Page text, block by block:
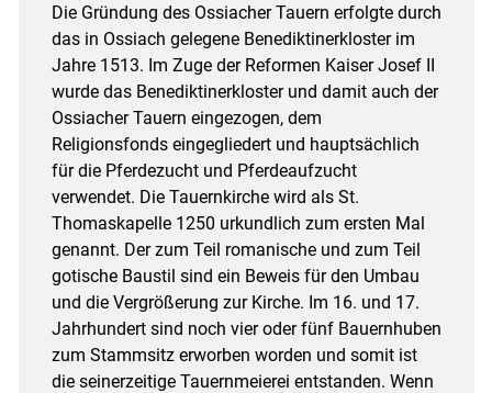
Die Gründung des Ossiacher Tauern erfolgte durch
das in Ossiach gelegene Benediktinerkloster im
Jahre 1513. Im Zuge der Reformen Kaiser Josef II
wurde das Benediktinerkloster und damit auch der
Ossiacher Tauern eingezogen, dem
Religionsfonds eingegliedert und hauptsächlich
für die Pferdezucht und Pferdeaufzucht
verwendet. Die Tauernkirche wird als St.
Thomaskapelle 1250 urkundlich zum ersten Mal
genannt. Der zum Teil romanische und zum Teil
gotische Baustil sind ein Beweis für den Umbau
und die Vergrößerung zur Kirche. Im 16. und 17.
Jahrhundert sind noch vier oder fünf Bauernhuben
zum Stammsitz erworben worden und somit ist
die seinerzeitige Tauernmeierei entstanden. Wenn